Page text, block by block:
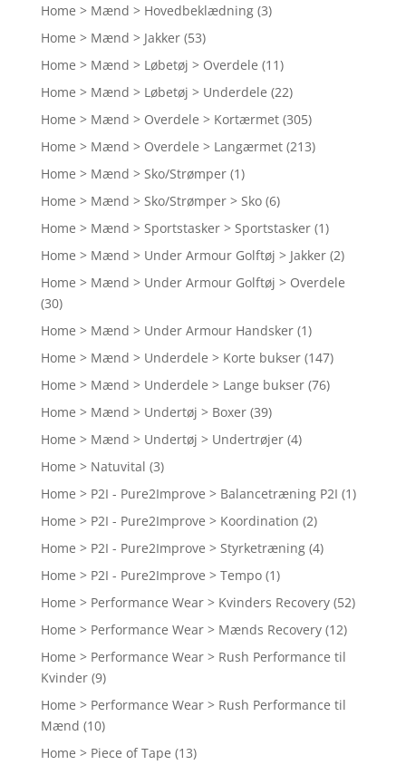
Home > Mænd > Hovedbeklædning (3)
Home > Mænd > Jakker (53)
Home > Mænd > Løbetøj > Overdele (11)
Home > Mænd > Løbetøj > Underdele (22)
Home > Mænd > Overdele > Kortærmet (305)
Home > Mænd > Overdele > Langærmet (213)
Home > Mænd > Sko/Strømper (1)
Home > Mænd > Sko/Strømper > Sko (6)
Home > Mænd > Sportstasker > Sportstasker (1)
Home > Mænd > Under Armour Golftøj > Jakker (2)
Home > Mænd > Under Armour Golftøj > Overdele
(30)
Home > Mænd > Under Armour Handsker (1)
Home > Mænd > Underdele > Korte bukser (147)
Home > Mænd > Underdele > Lange bukser (76)
Home > Mænd > Undertøj > Boxer (39)
Home > Mænd > Undertøj > Undertrøjer (4)
Home > Natuvital (3)
Home > P2I - Pure2Improve > Balancetræning P2I (1)
Home > P2I - Pure2Improve > Koordination (2)
Home > P2I - Pure2Improve > Styrketræning (4)
Home > P2I - Pure2Improve > Tempo (1)
Home > Performance Wear > Kvinders Recovery (52)
Home > Performance Wear > Mænds Recovery (12)
Home > Performance Wear > Rush Performance til
Kvinder (9)
Home > Performance Wear > Rush Performance til
Mænd (10)
Home > Piece of Tape (13)